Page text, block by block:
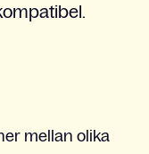
mellan olika